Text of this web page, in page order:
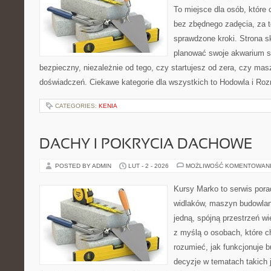
To miejsce dla osób, które
bez zbędnego zadęcia, za
sprawdzone kroki. Strona
planować swoje akwarium
bezpieczny, niezależnie od tego, czy startujesz od zera, czy
doświadczeń. Ciekawe kategorie dla wszystkich to Hodowla i
CATEGORIES: KENIA
DACHY I POKRYCIA DACHOWE
POSTED BY ADMIN LUT - 2 - 2026 MOŻLIWOŚĆ
Kursy Marko to serwis
widlaków, maszyn
jedną, spójną przestrzeń
z myślą o osobach, które
rozumieć, jak funkcjonuje
decyzje w tematach takich